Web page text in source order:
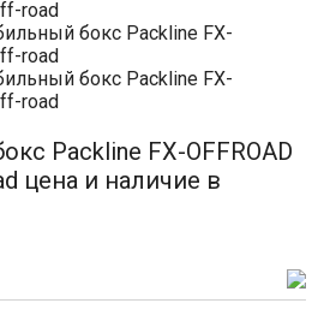
Packline FX-OFFROAD
цена и наличие в